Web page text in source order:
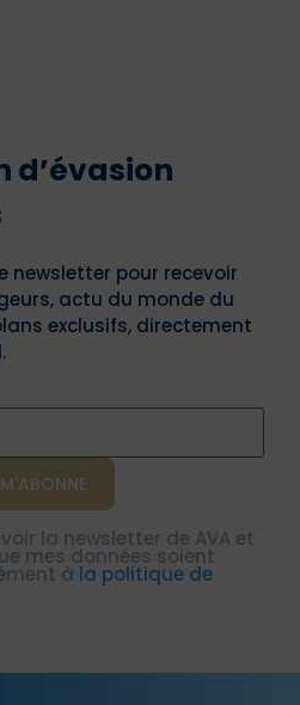
d’évasion
newsletter pour recevoir
actu du monde du
exclusifs, directement
la newsletter de AVA et
mes données soient
à la politique de